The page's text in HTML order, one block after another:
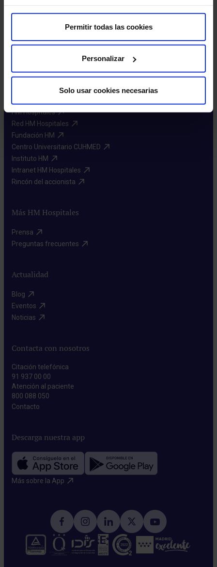
Permitir todas las cookies
Personalizar
Solo usar cookies necesarias
Sobre nosotros
HM Hospitales​
Red HM Hospitales​
Fundación HM​
Centro Universitario CUHMED​
Instituto HM​
Intranet HM Hospitales​
Rincón del accionista​
Más HM Hospitales
Prensa​
Preguntas frecuentes​
Actualidad
Blog​
Eventos​
Noticias​
Contacta con nosotros
Citación telefónica
91 937 00 00
Atención al paciente
800 088 050
Contacto​
Descarga nuestra app
Más sobre la App​